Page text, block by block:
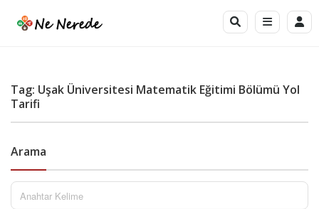
Tag: Uşak Üniversitesi Matematik Eğitimi Bölümü Yol
Tarifi
Arama